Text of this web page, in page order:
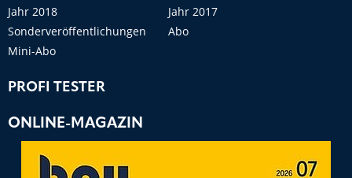
Jahr 2018
Jahr 2017
Sonderveröffentlichungen
Abo
Mini-Abo
PROFI TESTER
ONLINE-MAGAZIN